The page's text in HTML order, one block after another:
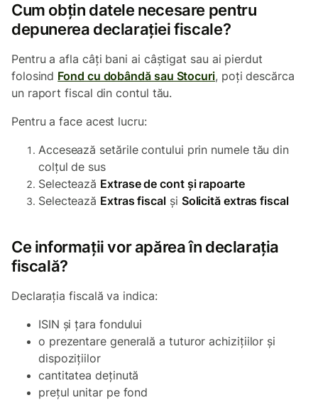
Cum obțin datele necesare pentru
depunerea declarației fiscale?
Pentru a afla câți bani ai câștigat sau ai pierdut
folosind Fond cu dobândă sau Stocuri, poți descărca
un raport fiscal din contul tău.
Pentru a face acest lucru:
Accesează setările contului prin numele tău din
colțul de sus
Selectează Extrase de cont și rapoarte
Selectează Extras fiscal și Solicită extras fiscal
Ce informații vor apărea în declarația
fiscală?
Declarația fiscală va indica:
ISIN și țara fondului
o prezentare generală a tuturor achizițiilor și
dispozițiilor
cantitatea deținută
prețul unitar pe fond